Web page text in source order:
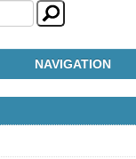
NAVIGATION